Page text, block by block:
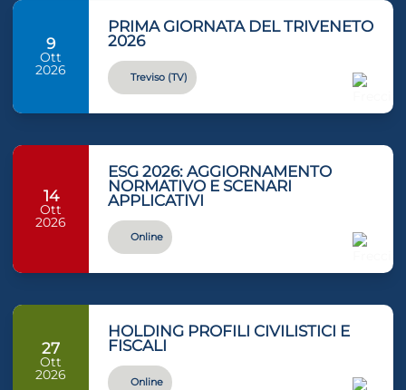
9
Ott
2026
PRIMA GIORNATA DEL TRIVENETO
2026
Treviso (TV)
14
Ott
2026
ESG 2026: AGGIORNAMENTO
NORMATIVO E SCENARI
APPLICATIVI
Online
27
Ott
2026
HOLDING PROFILI CIVILISTICI E
FISCALI
Online